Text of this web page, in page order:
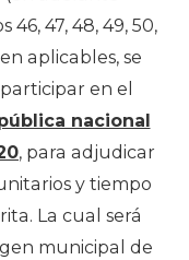
46, 47, 48, 49, 50,
aplicables, se
en el
nacional
, para adjudicar
y tiempo
La cual será
municipal de